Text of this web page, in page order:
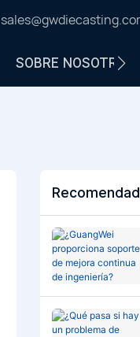
SOBRE NOSOTROS